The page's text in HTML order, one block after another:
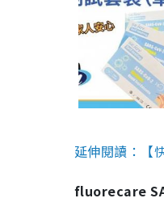
延伸閱讀：【
fluorecare